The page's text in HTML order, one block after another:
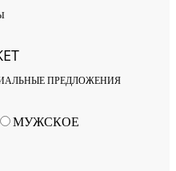
ПРЕДЛОЖЕНИЯ
МУЖСКОЕ